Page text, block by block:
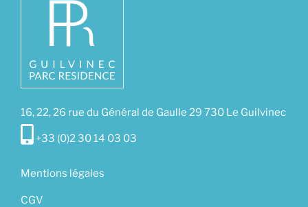
16, 22, 26 rue du Général de Gaulle 29 730 Le Guilvinec
+33 (0)2 30 14 03 03
Mentions légales
CGV